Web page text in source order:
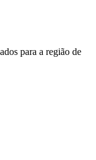
para a região de